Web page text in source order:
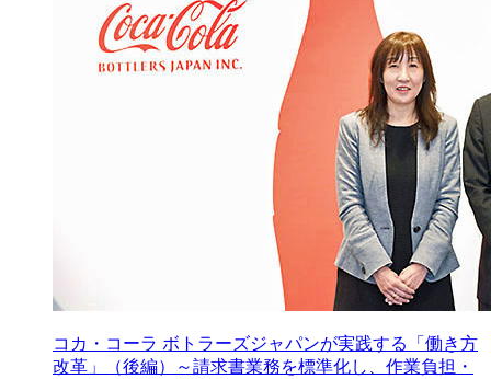
コカ・コーラ ボトラーズジャパンが実践する「働き方
改革」（後編）～請求書業務を標準化し、作業負担・